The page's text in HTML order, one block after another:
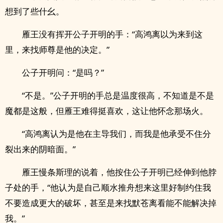
想到了些什幺。
雁王没有挥开公子开明的手：“高鸿离以为来到这
里，来找师尊是他的决定。”
公子开明问：“是吗？”
“不是。”公子开明的手总是温度很高，不知道是不是
魔都是这般，但雁王难得挺喜欢，这让他怀念那场火。
“高鸿离认为是他在主导我们，而我是他承受不住分
裂出来的阴暗面。”
雁王慢条斯理的说着，他按住公子开明已经伸到他脖
子处的手，“他认为是自己顺水推舟想来这里好制约住我
不要造成更大的破坏，甚至是来找默苍离看能不能解决掉
我。”